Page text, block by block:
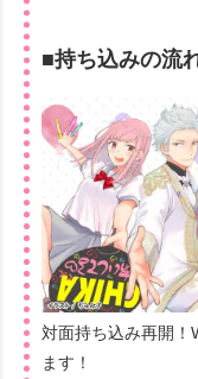
■持ち込みの流
対面持ち込み再開！
ます！